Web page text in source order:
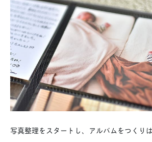
写真整理をスタートし、アルバムをつくり